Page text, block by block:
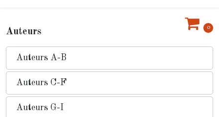
0
Auteurs
Auteurs A-B
Auteurs C-F
Auteurs G-I